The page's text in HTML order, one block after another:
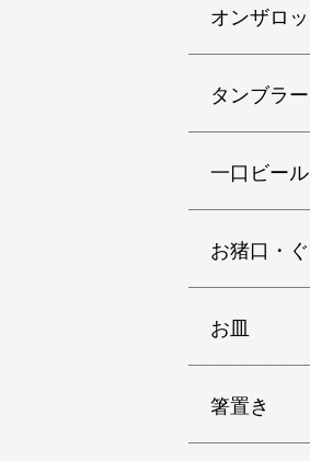
オンザロ
タンブラー
一口ビール
お猪口・
お皿
箸置き